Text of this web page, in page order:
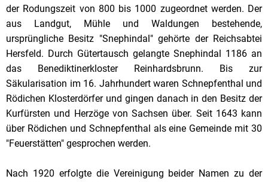
der Rodungszeit von 800 bis 1000 zugeordnet werden. Der
aus Landgut, Mühle und Waldungen bestehende,
ursprüngliche Besitz "Snephindal" gehörte der Reichsabtei
Hersfeld. Durch Gütertausch gelangte Snephindal 1186 an
das Benediktinerkloster Reinhardsbrunn. Bis zur
Säkularisation im 16. Jahrhundert waren Schnepfenthal und
Rödichen Klosterdörfer und gingen danach in den Besitz der
Kurfürsten und Herzöge von Sachsen über. Seit 1643 kann
über Rödichen und Schnepfenthal als eine Gemeinde mit 30
"Feuerstätten" gesprochen werden.
Nach 1920 erfolgte die Vereinigung beider Namen zu der